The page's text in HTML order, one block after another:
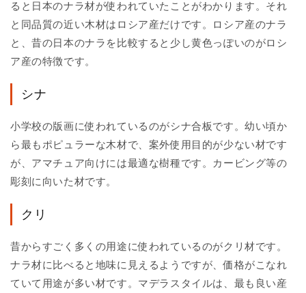
ると日本のナラ材が使われていたことがわかります。それ
と同品質の近い木材はロシア産だけです。ロシア産のナラ
と、昔の日本のナラを比較すると少し黄色っぽいのがロシ
ア産の特徴です。
シナ
小学校の版画に使われているのがシナ合板です。幼い頃か
ら最もポピュラーな木材で、案外使用目的が少ない材です
が、アマチュア向けには最適な樹種です。カービング等の
彫刻に向いた材です。
クリ
昔からすごく多くの用途に使われているのがクリ材です。
ナラ材に比べると地味に見えるようですが、価格がこなれ
ていて用途が多い材です。マデラスタイルは、最も良い産